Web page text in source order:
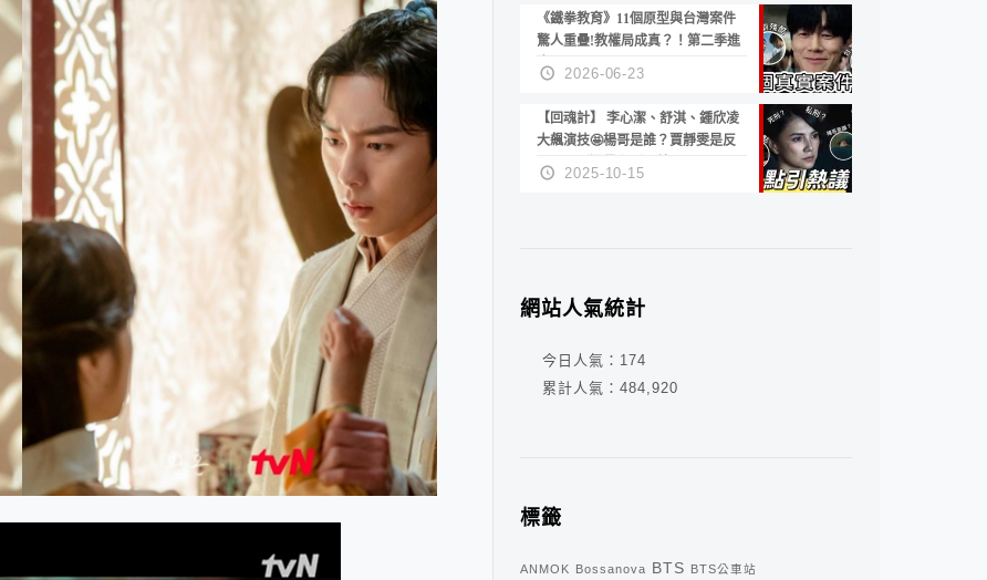
《鐵拳教育》11個原型與台灣案件
驚人重疊!教權局成真？！第二季進
度？😍
2026-06-23
【回魂計】 李心潔、舒淇、鍾欣凌
大飆演技🤩楊哥是誰？賈靜雯是反
派？死刑還是私刑正義
2025-10-15
網站人氣統計
今日人氣： 174
累計人氣： 484,920
標籤
ANMOK Bossanova BTS BTS公車站